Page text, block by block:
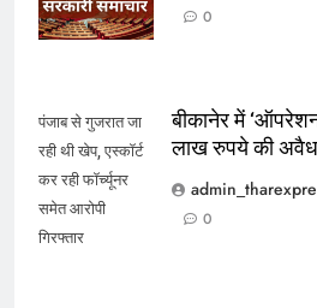
0
पंजाब से गुजरात जा
रही थी खेप, एस्कॉर्ट
कर रही फॉर्च्यूनर
समेत आरोपी
गिरफ्तार
बीकानेर में
लाख रुपये की
0